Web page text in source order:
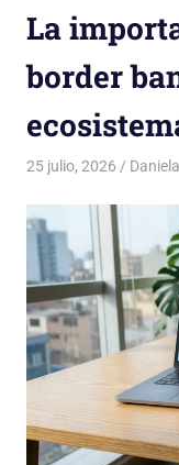
La
border
25 julio, 2026